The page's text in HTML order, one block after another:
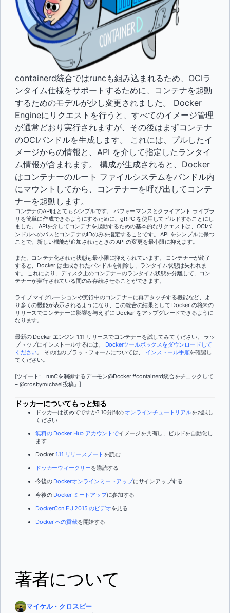
containerd統合ではruncも組み込まれるため、OCIラ
ンタイム仕様をサポートするために、コンテナを起動
するためのモデルが少し変更されました。 Docker
Engineにリクエストを行うと、すべてのイメージ管理
が通常どおり実行されますが、その後はまずコンテナ
のOCIバンドルを生成します。 これには、プルしたイ
メージからの情報と、API を介して指定したランタイ
ム情報が含まれます。 構成が生成されると、Docker
はコンテナーのルート ファイルシステムをバンドル内
にマウントしてから、コンテナーを呼び出してコンテ
ナーを起動します。
コンテナのAPIはとてもシンプルです。 パフォーマンスとクライアント ライブラ
リを簡単に作成できるようにするために、gRPC を使用してビルドすることにし
ました。 APIを介してコンテナを起動するための基本的なリクエストは、OCIバ
ンドルへのパスとコンテナのIDのみを指定することです。 API をシンプルに保つ
ことで、新しい機能が追加されたときの API の変更を最小限に抑えます。
また、コンテナ化された状態も最小限に抑えられています。 コンテナーが終了
すると、Docker は生成されたバンドルを削除し、ランタイム状態は失われま
す。 これにより、ディスク上のコンテナーのランタイム状態を分離して、コン
テナーが実行されている間のみ存続させることができます。
ライブ マイグレーションや実行中のコンテナーに再アタッチする機能など、よ
り多くの機能が表示されるようになり、この統合の結果として Docker の将来の
リリースでコンテナーに影響を与えずに Docker をアップグレードできるように
なります。
最新の Docker エンジン 1.11 リリースでコンテナーを試してみてください。 ラッ
プトップにインストールするには、 Dockerツールボックスをダウンロードして
ください。 その他のプラットフォームについては、 インストール手順を確認し
てください。
[ツイート:「runCを制御するデーモン@Docker #containerd統合をチェックして
– @crosbymichael投稿」]
ドッカーについてもっと知る
ドッカーは初めてですか? 10分間の オンラインチュートリアルをお試し
ください
無料の Docker Hub アカウントでイメージを共有し、ビルドを自動化し
ます
Docker 1.11 リリースノート を読む
ドッカーウィークリーを購読する
今後の Dockerオンラインミートアップにサインアップする
今後の Docker ミートアップに参加する
DockerCon EU 2015 のビデオを見る
Docker への貢献を開始する
著者について
マイケル・クロスビー